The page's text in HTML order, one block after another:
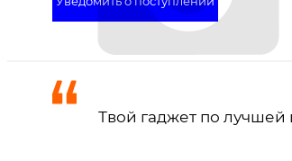
Твой гаджет по лучшей